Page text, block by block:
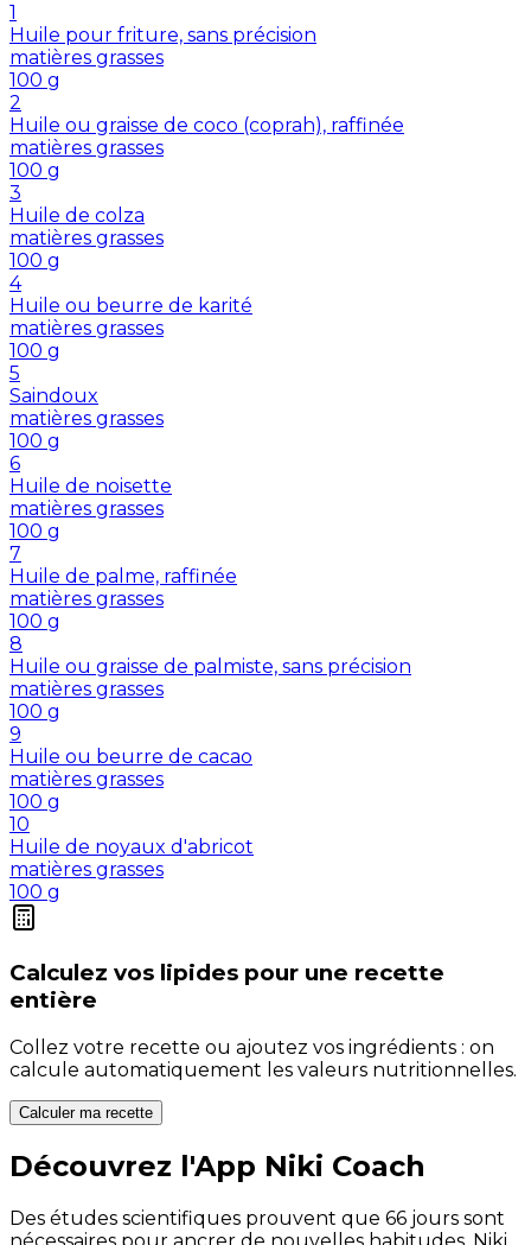
1
Huile pour friture, sans précision
matières grasses
100 g
2
Huile ou graisse de coco (coprah), raffinée
matières grasses
100 g
3
Huile de colza
matières grasses
100 g
4
Huile ou beurre de karité
matières grasses
100 g
5
Saindoux
matières grasses
100 g
6
Huile de noisette
matières grasses
100 g
7
Huile de palme, raffinée
matières grasses
100 g
8
Huile ou graisse de palmiste, sans précision
matières grasses
100 g
9
Huile ou beurre de cacao
matières grasses
100 g
10
Huile de noyaux d'abricot
matières grasses
100 g
Calculez vos lipides pour une recette
entière
Collez votre recette ou ajoutez vos ingrédients : on
calcule automatiquement les valeurs nutritionnelles.
Calculer ma recette
Découvrez l'App Niki Coach
Des études scientifiques prouvent que 66 jours sont
nécessaires pour ancrer de nouvelles habitudes. Niki